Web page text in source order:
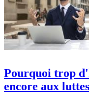
Pourquoi trop
encore aux